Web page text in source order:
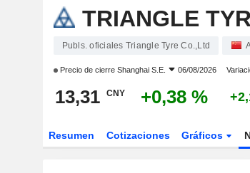
TRIANGLE
Publs. oficiales Triangle Tyre Co.,Ltd
Precio de cierre Shanghai S.E. 06/08/2026
13,31 CNY +0,38 %
Resumen Cotizaciones Gráficos